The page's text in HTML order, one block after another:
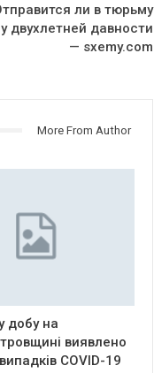
ли в тюрьму
двухлетней давности
— sxemy.com
More From Author
добу на
виявлено
COVID-19